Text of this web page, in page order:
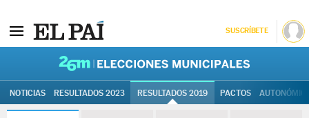
SUSCRÍBETE
NOTICIAS RESULTADOS 2023 RESULTADOS 2019 PACTOS